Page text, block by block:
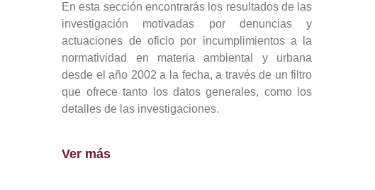
En esta sección encontrarás los resultados de las
investigación motivadas por denuncias y
actuaciones de oficio por incumplimientos a la
normatividad en materia ambiental y urbana
desde el año 2002 a la fecha, a través de un filtro
que ofrece tanto los datos generales, como los
detalles de las investigaciones.
Ver más